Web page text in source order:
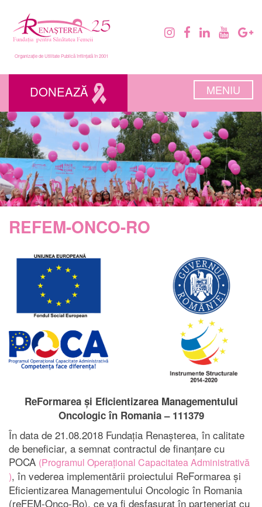
Organizație de Utilitate Publică înființată în 2001
DONEAZĂ MENIU
REFEM-ONCO-RO
ReFormarea și Eficientizarea Managementului
Oncologic în Romania – 111379
În data de 21.08.2018 Fundația Renașterea, în calitate
de beneficiar, a semnat contractul de finanțare cu
POCA (Programul Operațional Capacitatea Administrativă
), în vederea implementării proiectului ReFormarea și
Eficientizarea Managementului Oncologic în Romania
(reFEM-Onco-Ro), ce va fi desfașurat în parteneriat cu